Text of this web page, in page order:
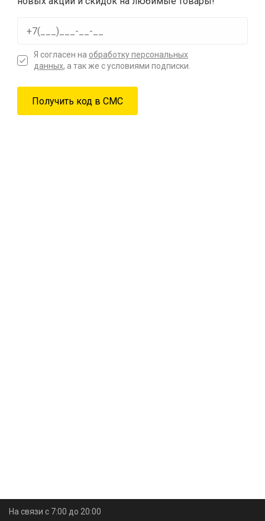
Я согласен на обработку персональных
данных, а так же с условиями подписки.
На связи с 7:00 до 20:00